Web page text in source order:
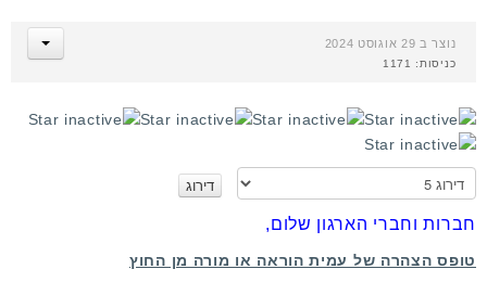
נוצר ב 29 אוגוסט 2024
כניסות: 1171
נ
א
ר
חברות וחברי הארגון שלום,
טופס הצהרה של עמית הוראה או מורה מן החוץ